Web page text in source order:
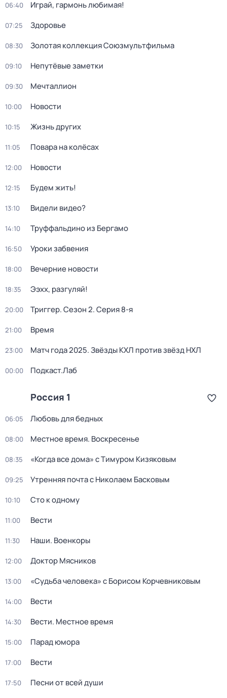
06:40 Играй, гармонь любимая!
07:25 Здоровье
08:30 Золотая коллекция Союзмультфильма
09:10 Непутёвые заметки
09:30 Мечталлион
10:00 Новости
10:15 Жизнь других
11:05 Повара на колёсах
12:00 Новости
12:15 Будем жить!
13:10 Видели видео?
14:10 Труффальдино из Бергамо
16:50 Уроки забвения
18:00 Вечерние новости
18:35 Ээхх, разгуляй!
20:00 Триггер. Сезон 2. Серия 8-я
21:00 Время
23:00 Матч года 2025. Звёзды КХЛ против звёзд НХЛ
00:00 Подкаст.Лаб
Россия 1
06:05 Любовь для бедных
08:00 Местное время. Воскресенье
08:35 «Когда все дома» с Тимуром Кизяковым
09:25 Утренняя почта с Николаем Басковым
10:10 Сто к одному
11:00 Вести
11:30 Наши. Военкоры
12:00 Доктор Мясников
13:00 «Судьба человека» с Борисом Корчевниковым
14:00 Вести
14:30 Вести. Местное время
15:00 Парад юмора
17:00 Вести
17:50 Песни от всей души